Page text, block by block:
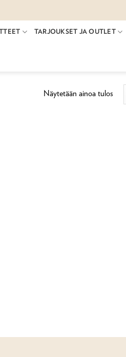
TARJOUKSET JA OUTLET
Näytetään ainoa tulos